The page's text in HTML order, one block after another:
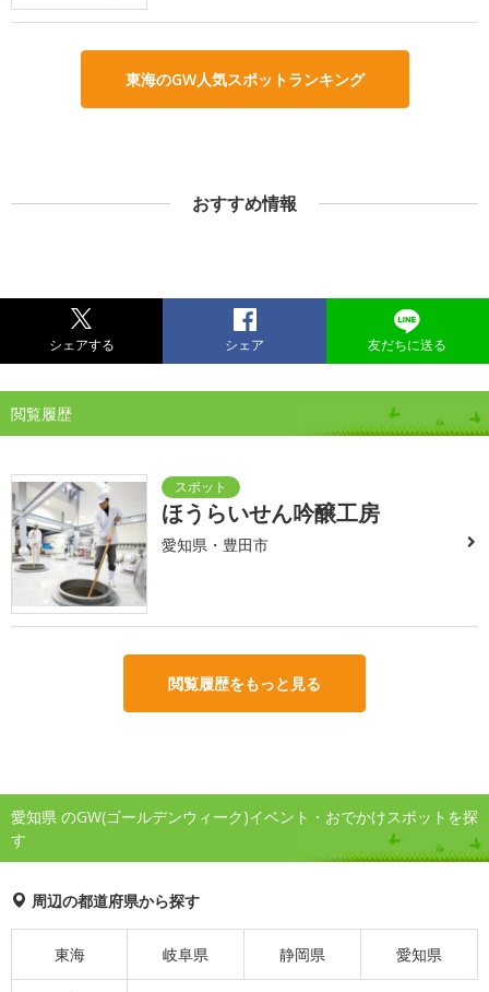
東海のGW人気スポットランキング
おすすめ情報
シェアする シェア 友だちに送る
閲覧履歴
ほうらいせん吟醸工房
愛知県・豊田市
閲覧履歴をもっと見る
愛知県 のGW(ゴールデンウィーク)イベント・おでかけスポットを探
す
周辺の都道府県から探す
東海 岐阜県 静岡県 愛知県